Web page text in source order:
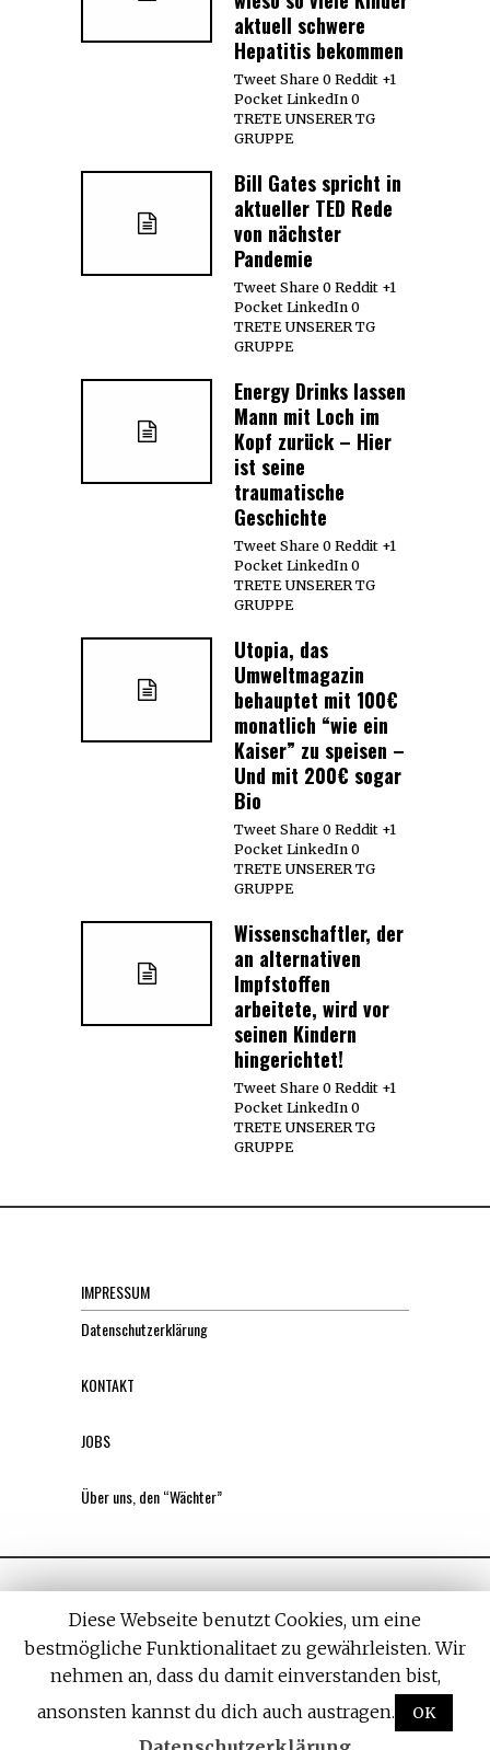
aktuell schwere
Hepatitis bekommen
Tweet Share 0 Reddit +1
Pocket LinkedIn 0
TRETE UNSERER TG
GRUPPE
Bill Gates spricht in
aktueller TED Rede
von nächster
Pandemie
Tweet Share 0 Reddit +1
Pocket LinkedIn 0
TRETE UNSERER TG
GRUPPE
Energy Drinks lassen
Mann mit Loch im
Kopf zurück – Hier
ist seine
traumatische
Geschichte
Tweet Share 0 Reddit +1
Pocket LinkedIn 0
TRETE UNSERER TG
GRUPPE
Utopia, das
Umweltmagazin
behauptet mit 100€
monatlich “wie ein
Kaiser” zu speisen –
Und mit 200€ sogar
Bio
Tweet Share 0 Reddit +1
Pocket LinkedIn 0
TRETE UNSERER TG
GRUPPE
Wissenschaftler, der
an alternativen
Impfstoffen
arbeitete, wird vor
seinen Kindern
hingerichtet!
Tweet Share 0 Reddit +1
Pocket LinkedIn 0
TRETE UNSERER TG
GRUPPE
IMPRESSUM
Datenschutzerklärung
KONTAKT
JOBS
Über uns, den “Wächter”
All rights reserved. Designed by Withemes
Diese Webseite benutzt Cookies, um eine
bestmögliche Funktionalitaet zu gewährleisten. Wir
nehmen an, dass du damit einverstanden bist,
ansonsten kannst du dich auch austragen.
OK